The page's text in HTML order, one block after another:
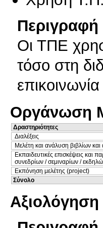
Περιγραφή
Οι ΤΠΕ
τόσο στη
Οργάνωση
Δραστηριότητες
Διαλέξεις
Μελέτη και ανάλυση βιβλίων
Εκπαιδευτικές επισκέψεις και
συνεδρίων / σεμιναρίων /
Εκπόνηση μελέτης (project)
Σύνολο